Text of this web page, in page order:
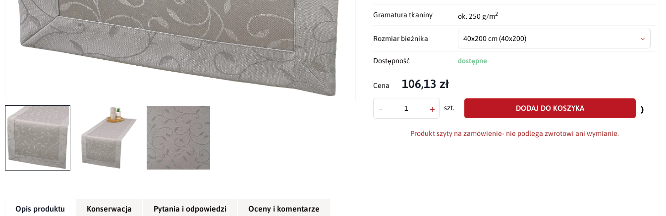
Gramatura tkaniny ok. 250 g/m2
Rozmiar bieżnika 40x200 cm(40x200)
Dostępność dostępne
Cena 106,13 zł
- + szt. DODAJ DO KOSZYKA
do
Produkt szyty na zamówienie- nie podlega zwrotowi ani wymianie.
Opis produktu Konserwacja Pytania i odpowiedzi Oceny i komentarze